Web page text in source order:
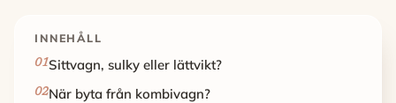
INNEHÅLL
Sittvagn, sulky eller lättvikt?
När byta från kombivagn?